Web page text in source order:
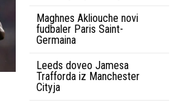
Maghnes Akliouche novi
fudbaler Paris Saint-
Germaina
Leeds doveo Jamesa
Trafforda iz Manchester
Cityja